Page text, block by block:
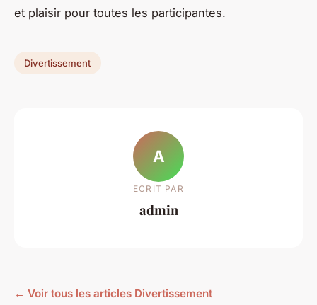
et plaisir pour toutes les participantes.
Divertissement
A
ECRIT PAR
admin
← Voir tous les articles Divertissement